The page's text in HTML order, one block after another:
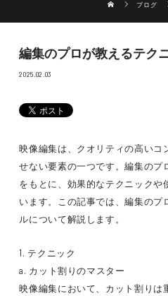
ブログ
編集のプロが教えるテク
2025.02.03
映像編集は、クオリティの高いコ
せない要素の一つです。編集のプ
をもとに、効果的なテクニックや
います。この記事では、編集のプ
ルについて解説します。
1. テクニック
a. カット割りのマスター
映像編集において、カット割りは